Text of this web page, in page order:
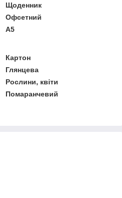
Щоденник
Офсетний
A5
Картон
Глянцева
Рослини, квіти
Помаранчевий